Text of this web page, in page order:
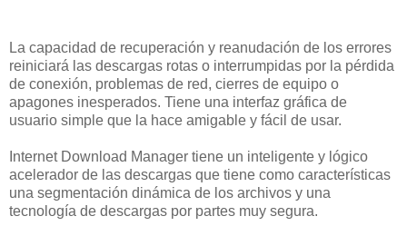
La capacidad de recuperación y reanudación de los errores
reiniciará las descargas rotas o interrumpidas por la pérdida
de conexión, problemas de red, cierres de equipo o
apagones inesperados. Tiene una interfaz gráfica de
usuario simple que la hace amigable y fácil de usar.
Internet Download Manager tiene un inteligente y lógico
acelerador de las descargas que tiene como características
una segmentación dinámica de los archivos y una
tecnología de descargas por partes muy segura.